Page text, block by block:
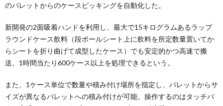
のパレットからのケースピッキングを自動化した。
新開発の2面吸着ハンドを利用し、最大で15キログラムあるラップ
ラウンドケース飲料（段ボールシート上に飲料を所定数量置いてか
らシートを折り曲げて成型したケース）でも安定的かつ高速で搬
送。1時間当たり600ケース以上を処理できるという。
また、1ケース単位で数量や積み付け場所を指定し、パレットからサ
イズが異なるパレットへの積み付けが可能。操作するのはタッチパ